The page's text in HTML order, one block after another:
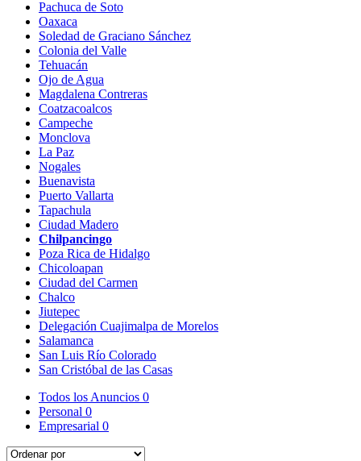
Pachuca de Soto
Oaxaca
Soledad de Graciano Sánchez
Colonia del Valle
Tehuacán
Ojo de Agua
Magdalena Contreras
Coatzacoalcos
Campeche
Monclova
La Paz
Nogales
Buenavista
Puerto Vallarta
Tapachula
Ciudad Madero
Chilpancingo
Poza Rica de Hidalgo
Chicoloapan
Ciudad del Carmen
Chalco
Jiutepec
Delegación Cuajimalpa de Morelos
Salamanca
San Luis Río Colorado
San Cristóbal de las Casas
Todos los Anuncios 0
Personal 0
Empresarial 0